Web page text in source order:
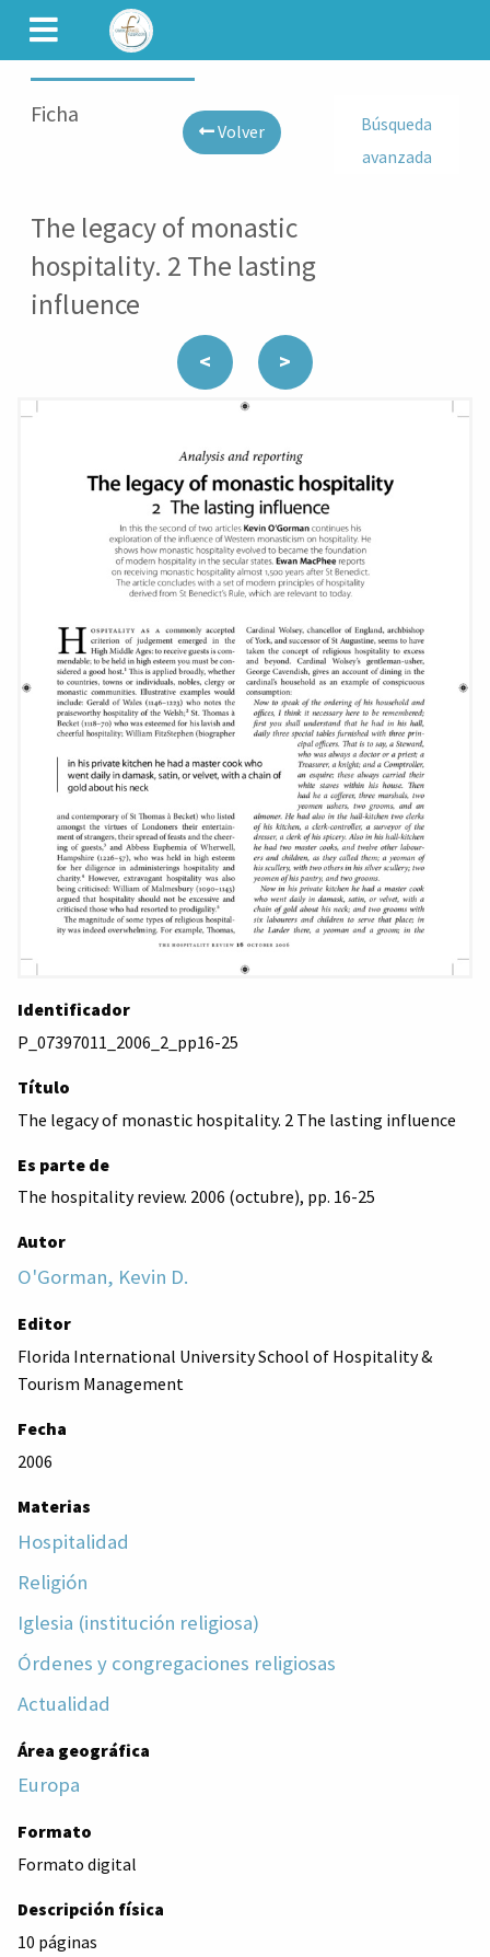
CAMINET
Ficha
Volver
Búsqueda
avanzada
The legacy of monastic
hospitality. 2 The lasting
influence
< >
Identificador
P_07397011_2006_2_pp16-25
Título
The legacy of monastic hospitality. 2 The lasting influence
Es parte de
The hospitality review. 2006 (octubre), pp. 16-25
Autor
O'Gorman, Kevin D.
Editor
Florida International University School of Hospitality &
Tourism Management
Fecha
2006
Materias
Hospitalidad
Religión
Iglesia (institución religiosa)
Órdenes y congregaciones religiosas
Actualidad
Área geográfica
Europa
Formato
Formato digital
Descripción física
10 páginas